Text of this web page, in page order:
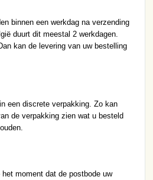
binnen een werkdag na verzending
duurt dit meestal 2 werkdagen.
kan de levering van uw bestelling
een discrete verpakking. Zo kan
de verpakking zien wat u besteld
moment dat de postbode uw